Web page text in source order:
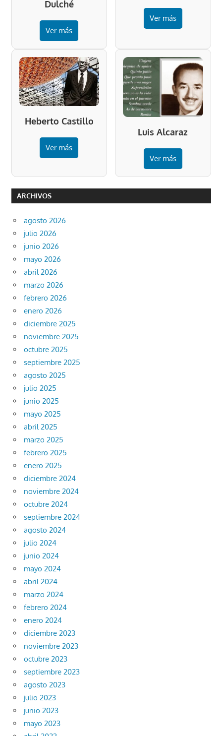
Dulché
Ver más
Ver más
Heberto Castillo
Ver más
Luis Alcaraz
Ver más
ARCHIVOS
agosto 2026
julio 2026
junio 2026
mayo 2026
abril 2026
marzo 2026
febrero 2026
enero 2026
diciembre 2025
noviembre 2025
octubre 2025
septiembre 2025
agosto 2025
julio 2025
junio 2025
mayo 2025
abril 2025
marzo 2025
febrero 2025
enero 2025
diciembre 2024
noviembre 2024
octubre 2024
septiembre 2024
agosto 2024
julio 2024
junio 2024
mayo 2024
abril 2024
marzo 2024
febrero 2024
enero 2024
diciembre 2023
noviembre 2023
octubre 2023
septiembre 2023
agosto 2023
julio 2023
junio 2023
mayo 2023